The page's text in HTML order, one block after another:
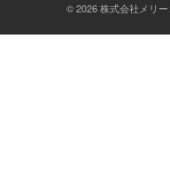
© 2026 株式会社メリ